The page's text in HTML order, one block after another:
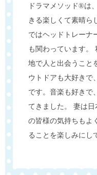
ドラマメソッド®は
きる楽しくて素晴ら
ではヘッドトレーナ
も関わっています。
地で人と出会うこと
ウトドアも大好きで
です。音楽も好きで
てきました。 妻は
の皆様の気持ちもよ
ることを楽しみにし